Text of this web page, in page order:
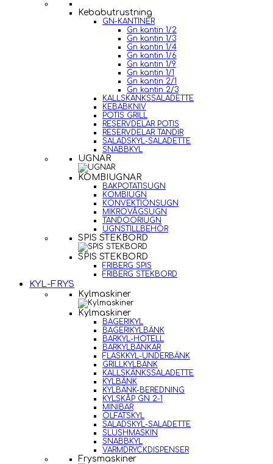
Kebabutrustning
GN-KANTINER
Gn kantin 1/2
Gn kantin 1/3
Gn kantin 1/4
Gn kantin 1/6
Gn kantin 1/9
Gn kantin 1/1
Gn kantin 2/1
Gn kantin 2/3
KALLSKÄNKSSALADETTE
KEBABKNIV
POTIS GRILL
RESERVDELAR POTIS
RESERVDELAR TANDIR
SALADSKYL-SALADETTE
SNABBKYL
UGNAR
KOMBIUGNAR
BAKPOTATISUGN
KOMBIUGN
KONVEKTIONSUGN
MIKROVÅGSUGN
TANDOORIUGN
UGNSTILLBEHÖR
SPIS STEKBORD
SPIS STEKBORD
FRIBERG SPIS
FRIBERG STEKBORD
KYL-FRYS
Kylmaskiner
Kylmaskiner
BAGERIKYL
BAGERIKYLBÄNK
BARKYL-HOTELL
BARKYLBÄNKAR
FLASKKYL-UNDERBÄNK
GRILLKYLBÄNK
KALLSKÄNKSSALADETTE
KYLBÄNK
KYLBÄNK-BEREDNING
KYLSKÅP GN 2-1
MINIBAR
ÖLFATSKYL
SALADSKYL-SALADETTE
SLUSHMASKIN
SNABBKYL
VARMDRYCKDISPENSER
Frysmaskiner